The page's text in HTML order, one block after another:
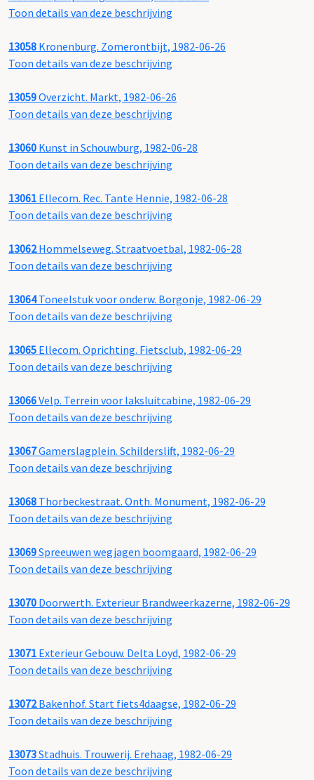
Toon details van deze beschrijving
13058 Kronenburg. Zomerontbijt, 1982-06-26
Toon details van deze beschrijving
13059Overzicht. Markt, 1982-06-26
Toon details van deze beschrijving
13060 Kunst in Schouwburg, 1982-06-28
Toon details van deze beschrijving
13061 Ellecom. Rec. Tante Hennie, 1982-06-28
Toon details van deze beschrijving
13062Hommelseweg. Straatvoetbal, 1982-06-28
Toon details van deze beschrijving
13064Toneelstuk voor onderw. Borgonje, 1982-06-29
Toon details van deze beschrijving
13065 Ellecom. Oprichting. Fietsclub, 1982-06-29
Toon details van deze beschrijving
13066Velp. Terrein voor laksluitcabine, 1982-06-29
Toon details van deze beschrijving
13067Gamerslagplein. Schilderslift, 1982-06-29
Toon details van deze beschrijving
13068 Thorbeckestraat. Onth. Monument, 1982-06-29
Toon details van deze beschrijving
13069Spreeuwen wegjagen boomgaard, 1982-06-29
Toon details van deze beschrijving
13070 Doorwerth. Exterieur Brandweerkazerne, 1982-06-29
Toon details van deze beschrijving
13071 Exterieur Gebouw. Delta Loyd, 1982-06-29
Toon details van deze beschrijving
13072Bakenhof. Start fiets4daagse, 1982-06-29
Toon details van deze beschrijving
13073Stadhuis. Trouwerij. Erehaag, 1982-06-29
Toon details van deze beschrijving